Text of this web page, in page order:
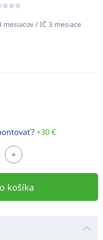
mesiacov / IČ 3 mesiace
+30 €
+
košíka